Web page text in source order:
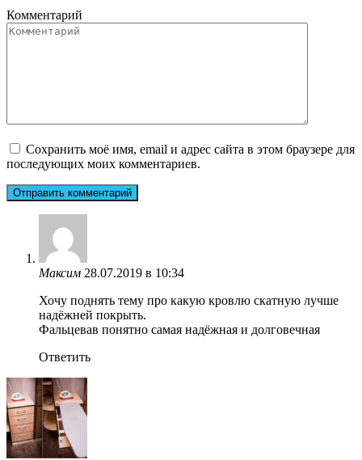
Комментарий
Сохранить моё имя, email и адрес сайта в этом браузере для
последующих моих комментариев.
Максим 28.07.2019 в 10:34
Хочу поднять тему про какую кровлю скатную лучше
надёжней покрыть.
Фальцевав понятно самая надёжная и долговечная
Ответить